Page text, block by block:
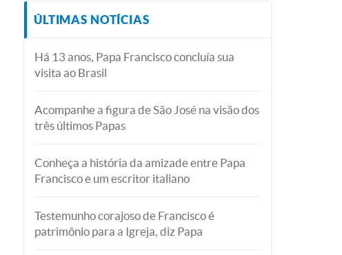
ÚLTIMAS NOTÍCIAS
Há 13 anos, Papa Francisco concluía sua
visita ao Brasil
Acompanhe a figura de São José na visão dos
três últimos Papas
Conheça a história da amizade entre Papa
Francisco e um escritor italiano
Testemunho corajoso de Francisco é
patrimônio para a Igreja, diz Papa